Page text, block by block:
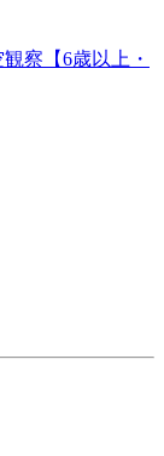
察【6歳以上・